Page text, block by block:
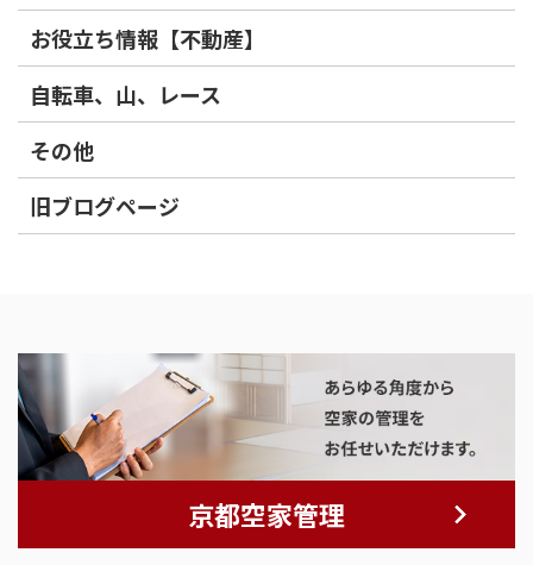
お役立ち情報【不動産】
自転車、山、レース
その他
旧ブログページ
京都空家管理